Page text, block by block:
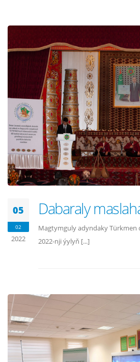
05
02
2022
Dabaraly
Magtymguly adyndaky
2022-nji ýylyň [...]